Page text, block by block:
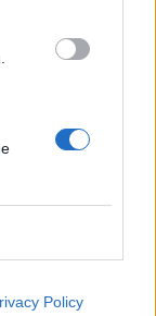
Policy
Ελλάδας